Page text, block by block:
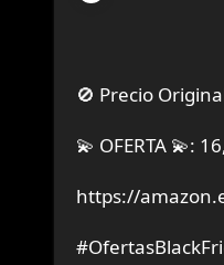
🚫 Precio
💫 OFERTA 💫:
https://